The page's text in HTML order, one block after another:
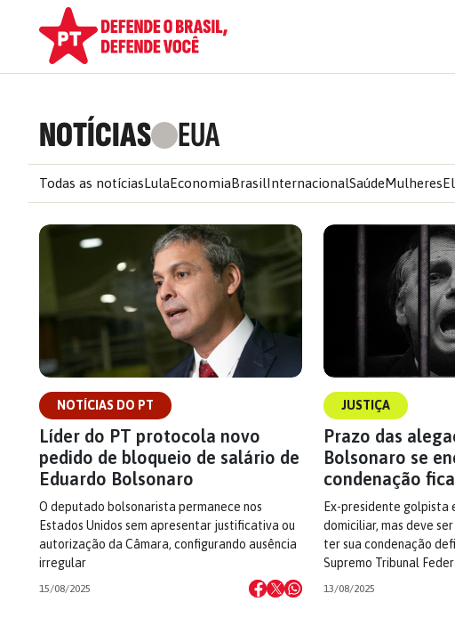
NOTÍCIAS EUA
Todas as notíciasLulaEconomiaBrasilInternacionalSaúdeMulheres
NOTÍCIAS DO PT
Líder do PT protocola novo
pedido de bloqueio de salário de
Eduardo Bolsonaro
O deputado bolsonarista permanece nos
Estados Unidos sem apresentar justificativa ou
autorização da Câmara, configurando ausência
irregular
15/08/2025
JUSTIÇA
Prazo das
Bolsonaro se
condenação
Ex-presidente golpista
domiciliar, mas deve
ter sua condenação
Supremo Tribunal
13/08/2025